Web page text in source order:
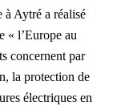
à Aytré a réalisé
« l’Europe au
concernent par
la protection de
électriques en